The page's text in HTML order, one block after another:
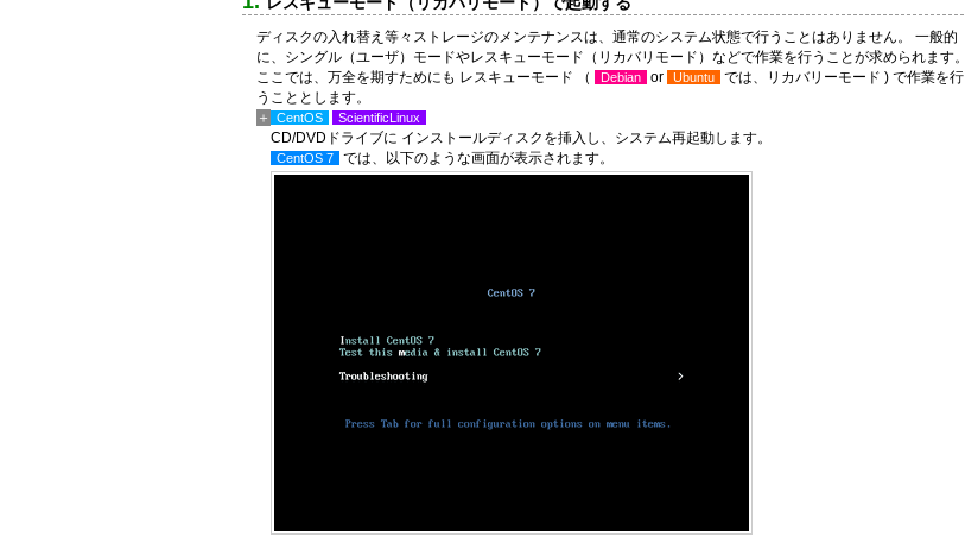
ディスクの入れ替え等々ストレージのメンテナンスは、通常のシステム状態で行うことはありません。 一般的
に、シングル（ユーザ）モードやレスキューモード（リカバリモード）などで作業を行うことが求められます。
ここでは、万全を期すためにも レスキューモード （
Debian or Ubuntu
では、リカバリーモード ) で作業を行
うこととします。
CentOS ScientificLinux
CD/DVDドライブに インストールディスクを挿入し、システム再起動します。
CentOS 7 では、以下のような画面が表示されます。